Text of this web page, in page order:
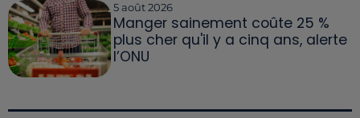
5 août 2026
Manger sainement coûte 25 %
plus cher qu'il y a cinq ans, alerte
l’ONU